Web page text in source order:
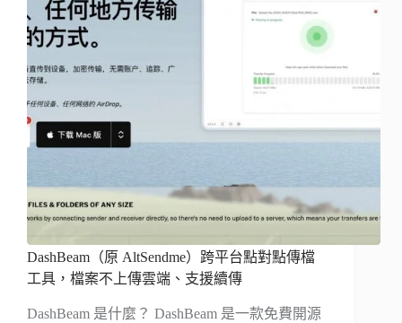
DashBeam（原 AltSendme）跨平台點對點傳檔
工具，檔案不上傳雲端、支援續傳
DashBeam 是什麼？ DashBeam 是一款免費開源